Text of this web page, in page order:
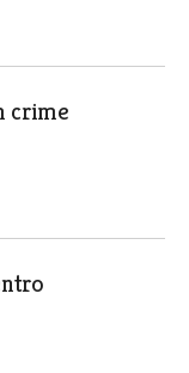
crime